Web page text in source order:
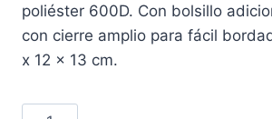
poliéster 600D. Con bolsillo
con cierre amplio para fácil
x 12 x 13 cm.